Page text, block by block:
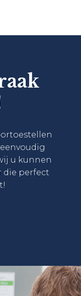
u kunnen
die perfect